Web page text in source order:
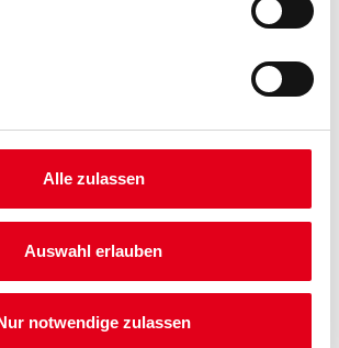
Alle zulassen
Auswahl erlauben
notwendige zulassen
, Flächen- und Fugenverleimungen
lösemittelfrei
204 die Beanspruchungsgruppe D2
leicht entfernt werden
Luftfeuchte
muss sichergestellt werden, dass die
fett- und rückstandsfrei, tragfähig und